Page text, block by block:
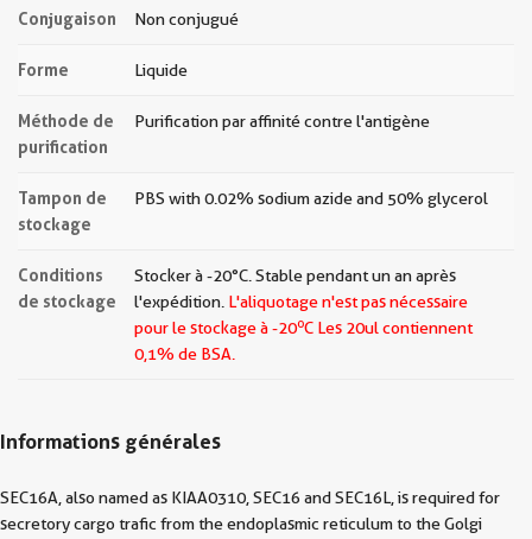
Conjugaison Non conjugué
Forme Liquide
Méthode de
purification
Purification par affinité contre l'antigène
Tampon de
stockage
PBS with 0.02% sodium azide and 50% glycerol
Conditions
de stockage
Stocker à -20°C. Stable pendant un an après
l'expédition. L'aliquotage n'est pas nécessaire
pour le stockage à -20oC Les 20ul contiennent
0,1% de BSA.
Informations générales
SEC16A, also named as KIAA0310, SEC16 and SEC16L, is required for
secretory cargo trafic from the endoplasmic reticulum to the Golgi